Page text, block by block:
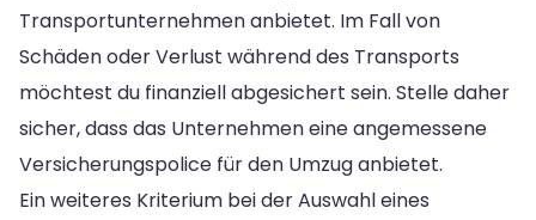
Transportunternehmen anbietet. Im Fall von
Schäden oder Verlust während des Transports
möchtest du finanziell abgesichert sein. Stelle daher
sicher, dass das Unternehmen eine angemessene
Versicherungspolice für den Umzug anbietet.
Ein weiteres Kriterium bei der Auswahl eines